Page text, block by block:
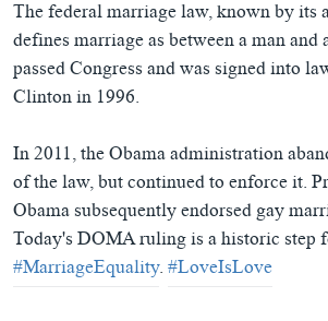
The federal marriage law, known by
defines marriage as between a man
passed Congress and was signed into
Clinton in 1996.
In 2011, the Obama administration
of the law, but continued to enforce it.
Obama subsequently endorsed gay
Today's DOMA ruling is a historic step
#MarriageEquality.#LoveIsLove